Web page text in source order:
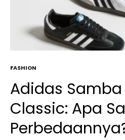
FASHION
Adidas Samba
Classic: Apa